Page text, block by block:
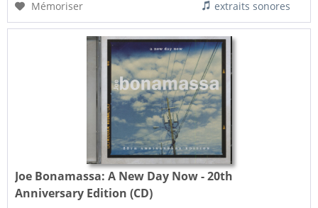
Mémoriser extraits sonores
Joe Bonamassa:A New Day Now - 20th
Anniversary Edition (CD)